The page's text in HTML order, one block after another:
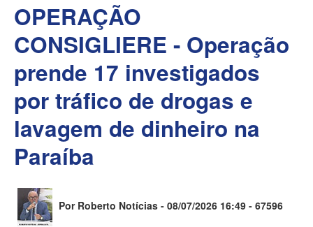
OPERAÇÃO
CONSIGLIERE - Operação
prende 17 investigados
por tráfico de drogas e
lavagem de dinheiro na
Paraíba
Por Roberto Notícias - 08/07/2026 16:49 - 67596